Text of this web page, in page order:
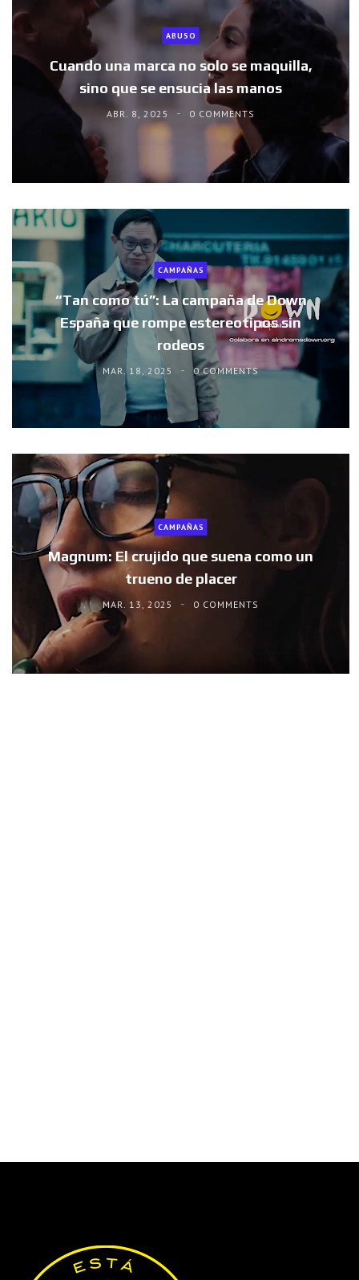
ABUSO
Cuando una marca no solo se maquilla,
sino que se ensucia las manos
ABR. 8, 2025 0 COMMENTS
CAMPAÑAS
“Tan como tú”: La campaña de Down
España que rompe estereotipos sin
rodeos
MAR. 18, 2025 0 COMMENTS
CAMPAÑAS
Magnum: El crujido que suena como un
trueno de placer
MAR. 13, 2025 0 COMMENTS